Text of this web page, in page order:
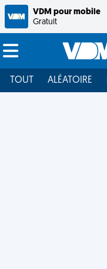
VDM pour mobile
Gratuit
TOUT ALÉATOIRE